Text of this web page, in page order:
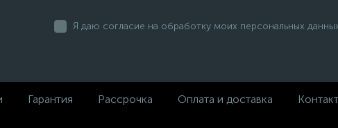
Я даю согласие на обработку моих персональных
Гарантия Рассрочка Оплата и доставка